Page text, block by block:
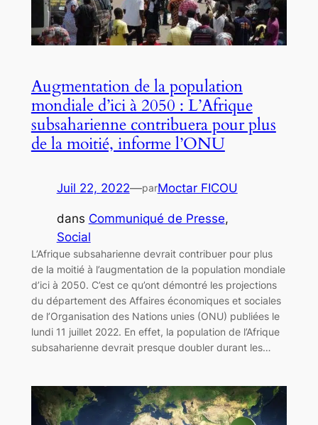
Augmentation de la population
mondiale d’ici à 2050 : L’Afrique
subsaharienne contribuera pour plus
de la moitié, informe l’ONU
Juil 22, 2022—parMoctar FICOU
dans Communiqué de Presse
Social
L’Afrique subsaharienne devrait contribuer pour plus
de la moitié à l’augmentation de la population mondiale
d’ici à 2050. C’est ce qu’ont démontré les projections
du département des Affaires économiques et sociales
de l’Organisation des Nations unies (ONU) publiées le
lundi 11 juillet 2022. En effet, la population de l’Afrique
subsaharienne devrait presque doubler durant les…